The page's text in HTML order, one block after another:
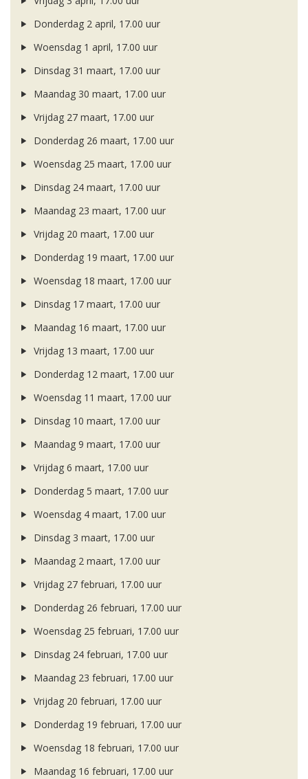
Donderdag 2 april, 17.00 uur
Woensdag 1 april, 17.00 uur
Dinsdag 31 maart, 17.00 uur
Maandag 30 maart, 17.00 uur
Vrijdag 27 maart, 17.00 uur
Donderdag 26 maart, 17.00 uur
Woensdag 25 maart, 17.00 uur
Dinsdag 24 maart, 17.00 uur
Maandag 23 maart, 17.00 uur
Vrijdag 20 maart, 17.00 uur
Donderdag 19 maart, 17.00 uur
Woensdag 18 maart, 17.00 uur
Dinsdag 17 maart, 17.00 uur
Maandag 16 maart, 17.00 uur
Vrijdag 13 maart, 17.00 uur
Donderdag 12 maart, 17.00 uur
Woensdag 11 maart, 17.00 uur
Dinsdag 10 maart, 17.00 uur
Maandag 9 maart, 17.00 uur
Vrijdag 6 maart, 17.00 uur
Donderdag 5 maart, 17.00 uur
Woensdag 4 maart, 17.00 uur
Dinsdag 3 maart, 17.00 uur
Maandag 2 maart, 17.00 uur
Vrijdag 27 februari, 17.00 uur
Donderdag 26 februari, 17.00 uur
Woensdag 25 februari, 17.00 uur
Dinsdag 24 februari, 17.00 uur
Maandag 23 februari, 17.00 uur
Vrijdag 20 februari, 17.00 uur
Donderdag 19 februari, 17.00 uur
Woensdag 18 februari, 17.00 uur
Maandag 16 februari, 17.00 uur